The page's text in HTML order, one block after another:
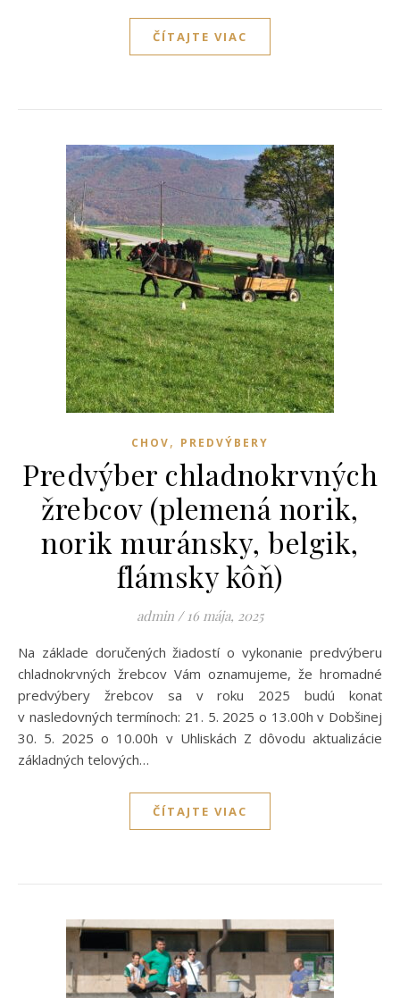
ČÍTAJTE VIAC
CHOV, PREDVÝBERY
Predvýber chladnokrvných
žrebcov (plemená norik,
norik muránsky, belgik,
flámsky kôň)
admin / 16 mája, 2025
Na základe doručených žiadostí o vykonanie predvýberu
chladnokrvných žrebcov Vám oznamujeme, že hromadné
predvýbery žrebcov sa v roku 2025 budú konať
v nasledovných termínoch: 21. 5. 2025 o 13.00h v Dobšinej
30. 5. 2025 o 10.00h v Uhliskách Z dôvodu aktualizácie
základných telových…
ČÍTAJTE VIAC